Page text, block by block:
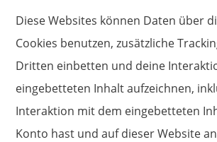
Diese Websites können Daten über
Cookies benutzen, zusätzliche
Dritten einbetten und deine
eingebetteten Inhalt aufzeichnen,
Interaktion mit dem eingebetteten
Konto hast und auf dieser Website